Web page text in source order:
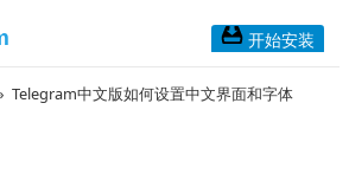
开始安装
Telegram中文版如何设置中文界面和字体